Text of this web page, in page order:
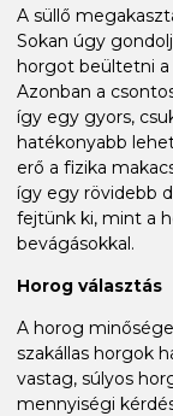
A süllő
Sokan úgy
horgot beültetni a
Azonban a
így egy gyors,
hatékonyabb
erő a fizika
így egy rövidebb
fejtünk ki, mint a
bevágásokkal.
Horog választás
A horog
szakállas horgok
vastag, súlyos
mennyiségi